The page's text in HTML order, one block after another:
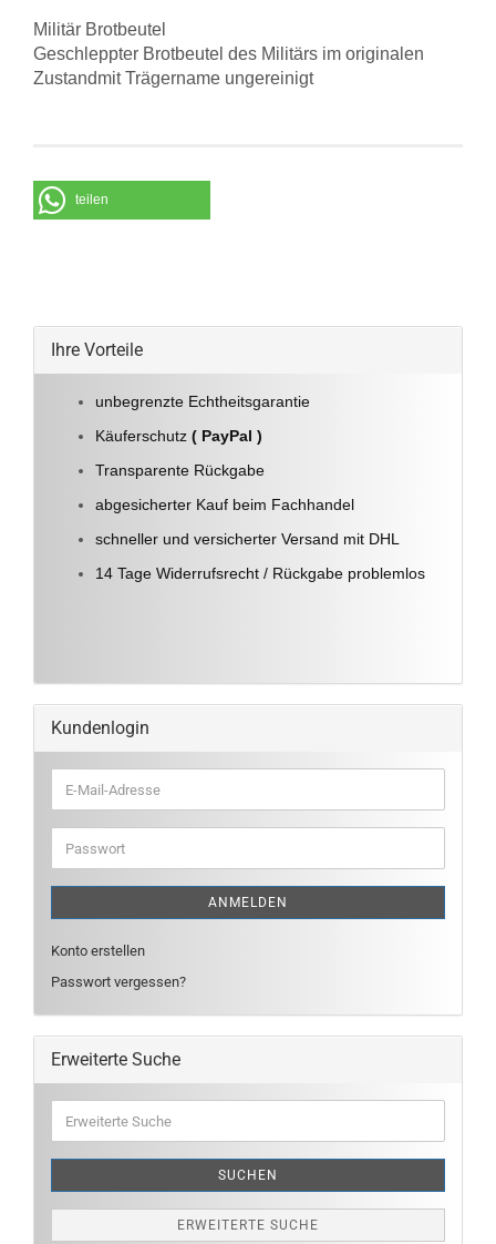
Militär Brotbeutel
Geschleppter Brotbeutel des Militärs im originalen
Zustandmit Trägername ungereinigt
teilen
Ihre Vorteile
unbegrenzte Echtheitsgarantie
Käuferschutz ( PayPal )
Transparente Rückgabe
abgesicherter Kauf beim Fachhandel
schneller und versicherter Versand mit DHL
14 Tage Widerrufsrecht / Rückgabe problemlos
Kundenlogin
E-
Mail-
Adresse
Passwort
ANMELDEN
Konto erstellen
Passwort vergessen?
Erweiterte Suche
Suche
SUCHEN
ERWEITERTE SUCHE